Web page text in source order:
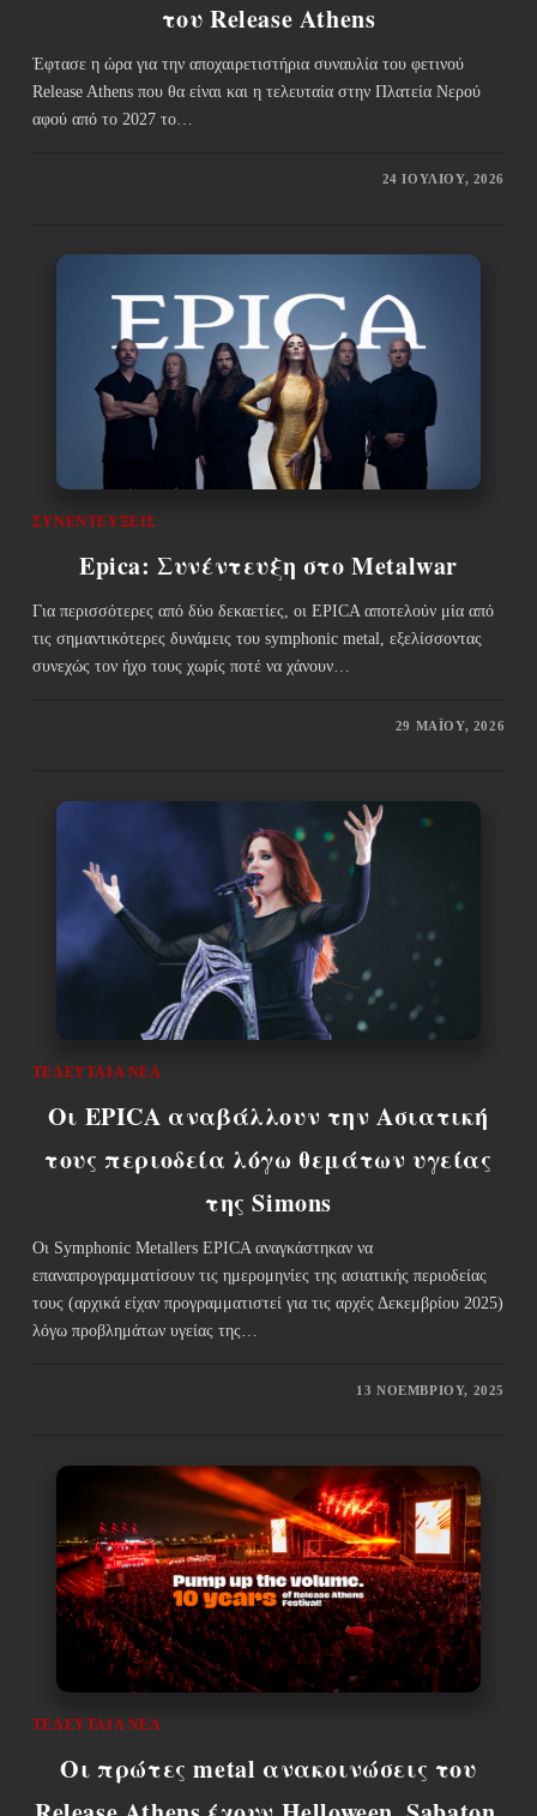
του Release Athens
Έφτασε η ώρα για την αποχαιρετιστήρια συναυλία του φετινού
Release Athens που θα είναι και η τελευταία στην Πλατεία Νερού
αφού από το 2027 το…
24 ΙΟΥΛΊΟΥ, 2026
ΣΥΝΕΝΤΕΎΞΕΙΣ
Epica: Συνέντευξη στο Metalwar
Για περισσότερες από δύο δεκαετίες, οι EPICA αποτελούν μία από
τις σημαντικότερες δυνάμεις του symphonic metal, εξελίσσοντας
συνεχώς τον ήχο τους χωρίς ποτέ να χάνουν…
29 ΜΑΪ́ΟΥ, 2026
ΤΕΛΕΥΤΑΊΑ ΝΈΑ
Οι EPICA αναβάλλουν την Ασιατική
τους περιοδεία λόγω θεμάτων υγείας
της Simons
Οι Symphonic Metallers EPICA αναγκάστηκαν να
επαναπρογραμματίσουν τις ημερομηνίες της ασιατικής περιοδείας
τους (αρχικά είχαν προγραμματιστεί για τις αρχές Δεκεμβρίου 2025)
λόγω προβλημάτων υγείας της…
13 ΝΟΕΜΒΡΊΟΥ, 2025
ΤΕΛΕΥΤΑΊΑ ΝΈΑ
Οι πρώτες metal ανακοινώσεις του